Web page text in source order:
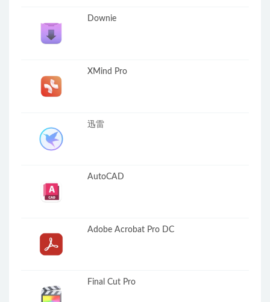
Downie
XMind Pro
迅雷
AutoCAD
Adobe Acrobat Pro DC
Final Cut Pro